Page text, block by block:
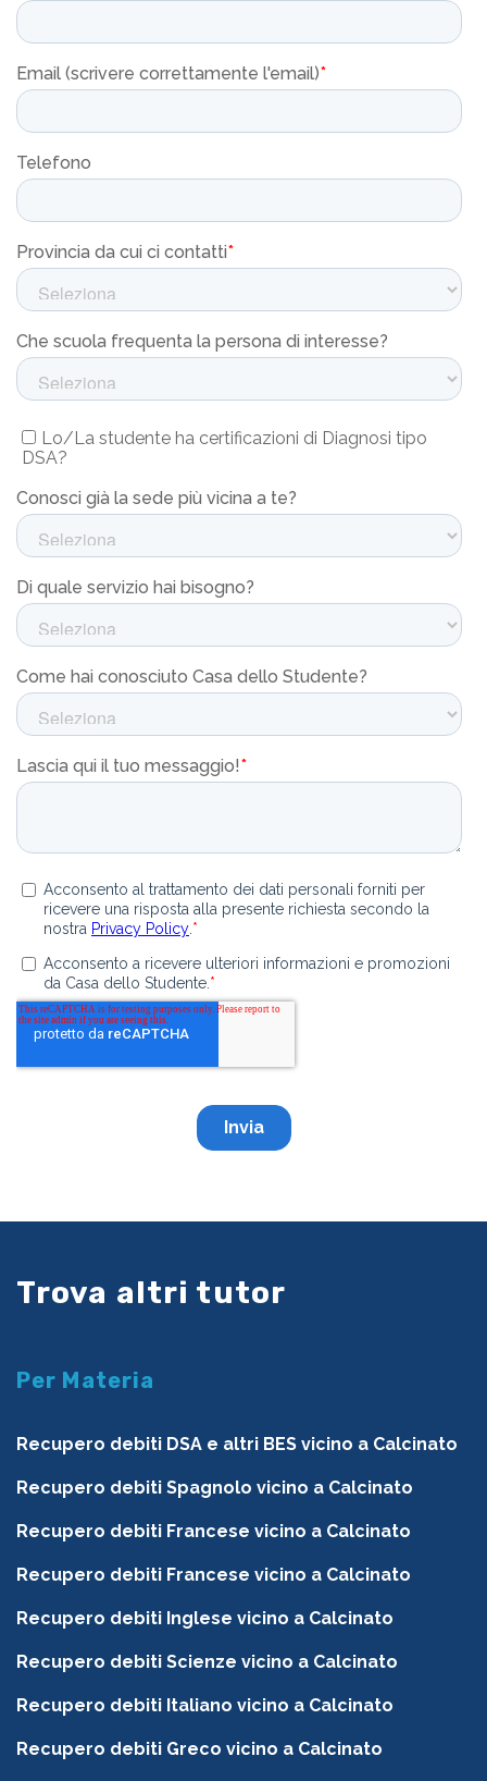
Trova altri tutor
Per Materia
Recupero debiti DSA e altri BES vicino a Calcinato
Recupero debiti Spagnolo vicino a Calcinato
Recupero debiti Francese vicino a Calcinato
Recupero debiti Francese vicino a Calcinato
Recupero debiti Inglese vicino a Calcinato
Recupero debiti Scienze vicino a Calcinato
Recupero debiti Italiano vicino a Calcinato
Recupero debiti Greco vicino a Calcinato